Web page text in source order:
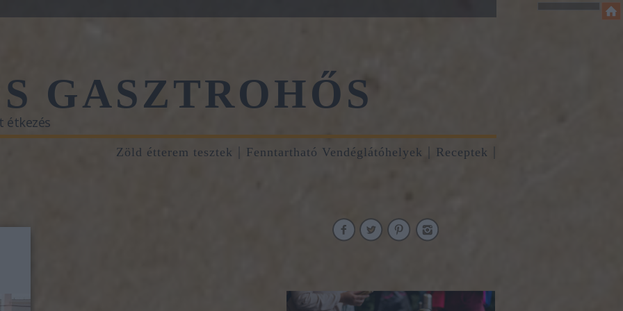
GASZTROHŐS
étkezés
Zöld étterem tesztek Fenntartható Vendéglátóhelyek Receptek